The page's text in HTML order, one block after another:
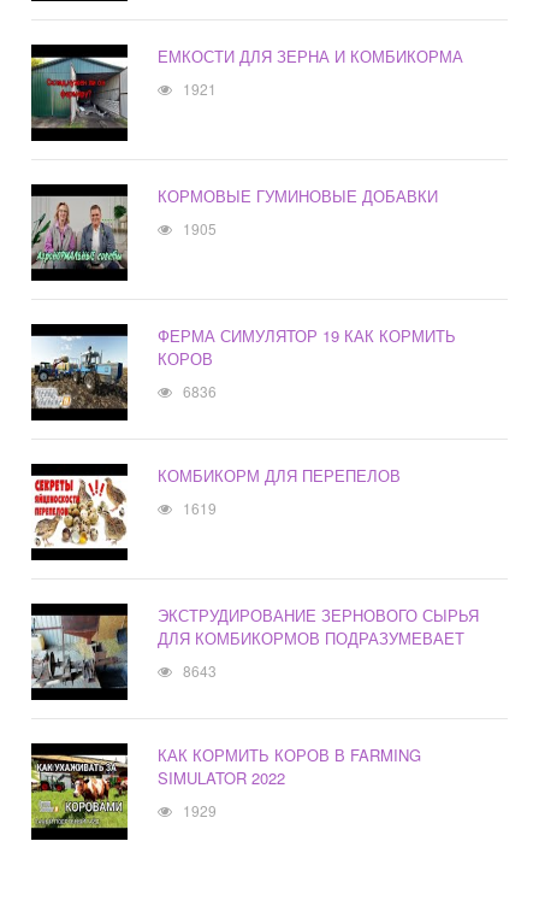
ЕМКОСТИ ДЛЯ ЗЕРНА И КОМБИКОРМА
1921
КОРМОВЫЕ ГУМИНОВЫЕ ДОБАВКИ
1905
ФЕРМА СИМУЛЯТОР 19 КАК КОРМИТЬ
КОРОВ
6836
КОМБИКОРМ ДЛЯ ПЕРЕПЕЛОВ
1619
ЭКСТРУДИРОВАНИЕ ЗЕРНОВОГО СЫРЬЯ
ДЛЯ КОМБИКОРМОВ ПОДРАЗУМЕВАЕТ
8643
КАК КОРМИТЬ КОРОВ В FARMING
SIMULATOR 2022
1929